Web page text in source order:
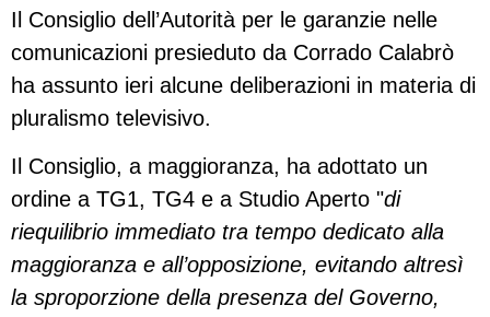
Il Consiglio dell’Autorità per le garanzie nelle
comunicazioni presieduto da Corrado Calabrò
ha assunto ieri alcune deliberazioni in materia di
pluralismo televisivo.
Il Consiglio, a maggioranza, ha adottato un
ordine a TG1, TG4 e a Studio Aperto "di
riequilibrio immediato tra tempo dedicato alla
maggioranza e all’opposizione, evitando altresì
la sproporzione della presenza del Governo,